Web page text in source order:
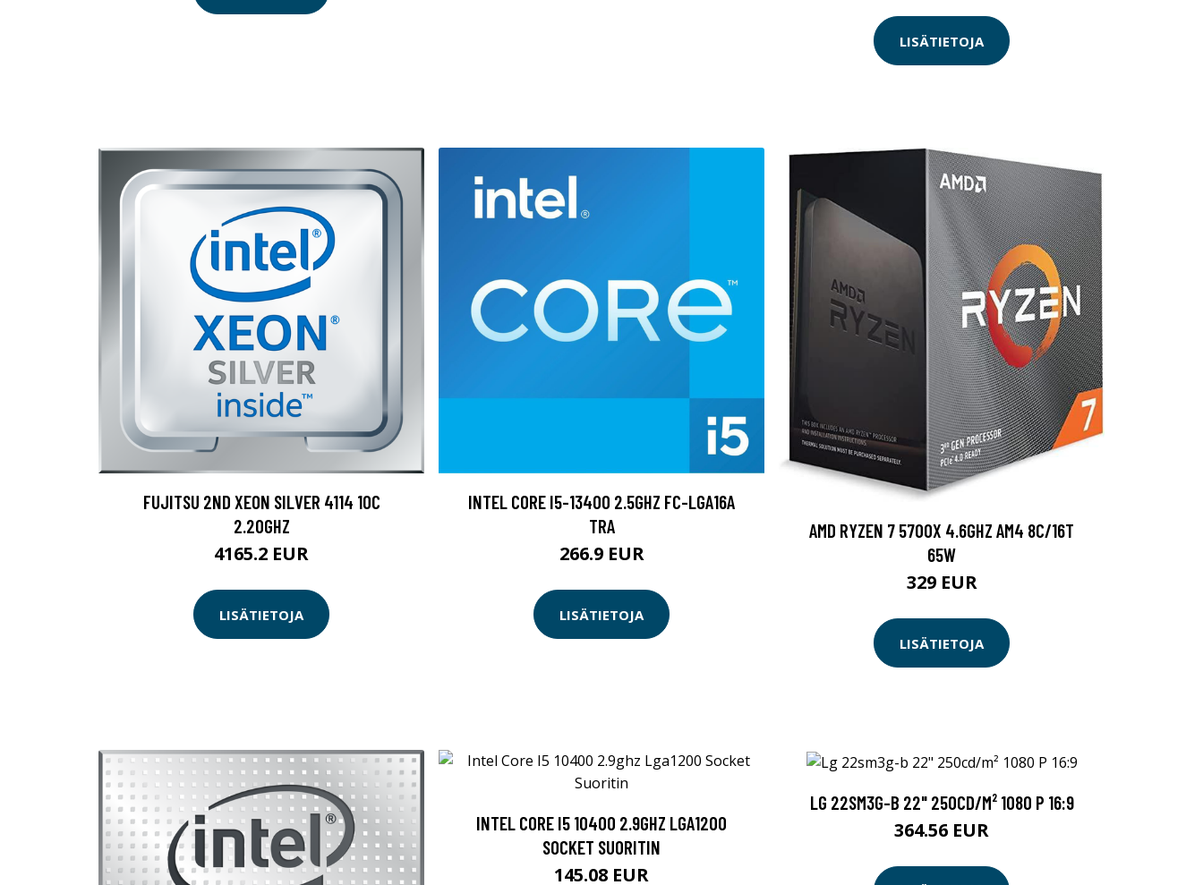
LISÄTIETOJA
FUJITSU 2ND XEON SILVER 4114 10C
2.20GHZ
4165.2 EUR
LISÄTIETOJA
INTEL CORE I5-13400 2.5GHZ FC-LGA16A
TRA
266.9 EUR
LISÄTIETOJA
AMD RYZEN 7 5700X 4.6GHZ AM4 8C/16T
65W
329 EUR
LISÄTIETOJA
INTEL CORE I5 10400 2.9GHZ LGA1200
SOCKET SUORITIN
145.08 EUR
LG 22SM3G-B 22" 250CD/M² 1080 P 16:9
364.56 EUR